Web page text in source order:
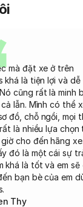
mà đặt xe ở trên
khá là tiện lợi và dễ
cũng rất là minh
lẫn. Mình có thể
đồ, chỗ ngồi, mọi
là nhiều lựa chọn
cho đến hãng
đó là một cái sự
khá là tốt và em sẽ
bạn bè của em
Thy